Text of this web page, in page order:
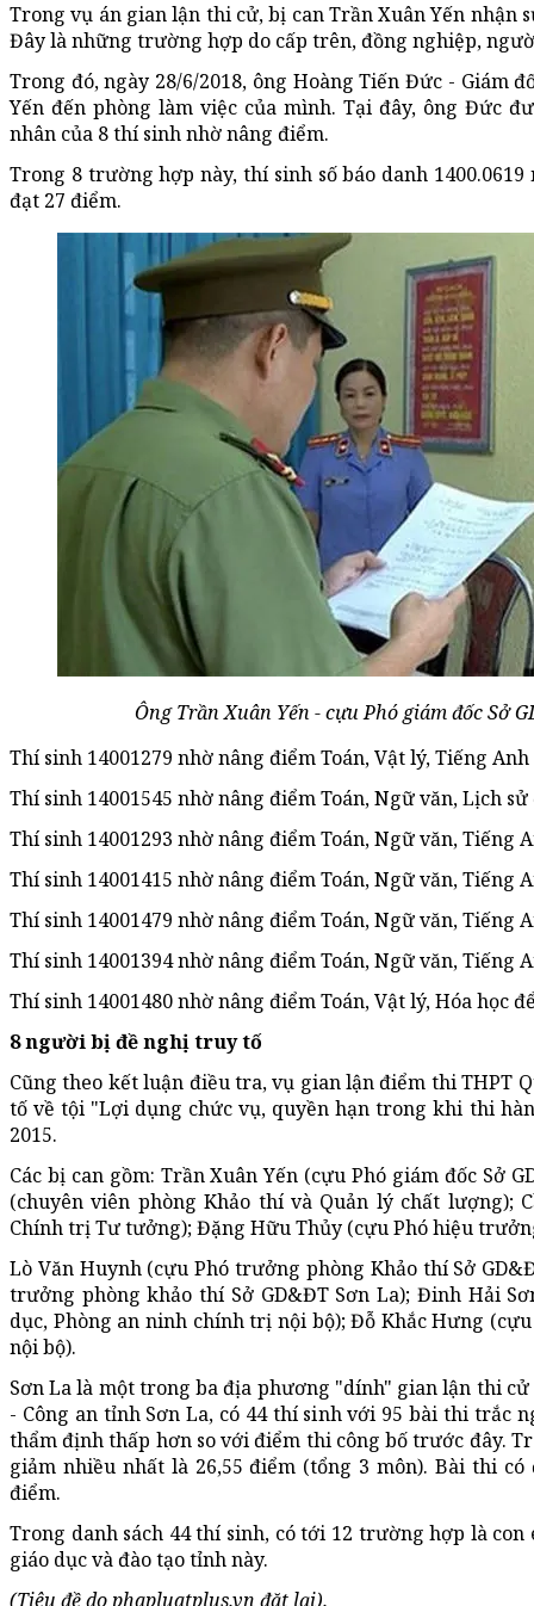
Trong vụ án gian lận thi cử, bị can Trần Xuân Yến nhận
Đây là những trường hợp do cấp trên, đồng nghiệp,
Trong đó, ngày 28/6/2018, ông Hoàng Tiến Đức - Giám
Yến đến phòng làm việc của mình. Tại đây, ông Đức
nhân của 8 thí sinh nhờ nâng điểm.
Trong 8 trường hợp này, thí sinh số báo danh
đạt 27 điểm.
Ông Trần Xuân Yến - cựu Phó giám đốc Sở
Thí sinh 14001279 nhờ nâng điểm Toán, Vật lý, Tiếng
Thí sinh 14001545 nhờ nâng điểm Toán, Ngữ văn, Lịch
Thí sinh 14001293 nhờ nâng điểm Toán, Ngữ văn, Tiếng
Thí sinh 14001415 nhờ nâng điểm Toán, Ngữ văn, Tiếng
Thí sinh 14001479 nhờ nâng điểm Toán, Ngữ văn, Tiếng
Thí sinh 14001394 nhờ nâng điểm Toán, Ngữ văn, Tiếng
Thí sinh 14001480 nhờ nâng điểm Toán, Vật lý, Hóa học
8 người bị đề nghị truy tố
Cũng theo kết luận điều tra, vụ gian lận điểm thi THPT
tố về tội "Lợi dụng chức vụ, quyền hạn trong khi thi
2015.
Các bị can gồm: Trần Xuân Yến (cựu Phó giám đốc Sở
(chuyên viên phòng Khảo thí và Quản lý chất lượng);
Chính trị Tư tưởng); Đặng Hữu Thủy (cựu Phó hiệu
Lò Văn Huynh (cựu Phó trưởng phòng Khảo thí Sở
trưởng phòng khảo thí Sở GD&ĐT Sơn La); Đinh Hải
dục, Phòng an ninh chính trị nội bộ); Đỗ Khắc Hưng
nội bộ).
Sơn La là một trong ba địa phương "dính" gian lận thi
- Công an tỉnh Sơn La, có 44 thí sinh với 95 bài thi trắc
thẩm định thấp hơn so với điểm thi công bố trước đây.
giảm nhiều nhất là 26,55 điểm (tổng 3 môn). Bài thi
điểm.
Trong danh sách 44 thí sinh, có tới 12 trường hợp là
giáo dục và đào tạo tỉnh này.
(Tiêu đề do phapluatplus.vn đặt lại).